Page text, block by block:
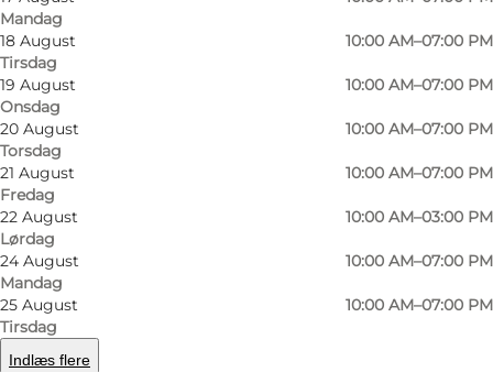
Mandag
18 August
Tirsdag
10:00 AM–07:00 PM
19 August
Onsdag
10:00 AM–07:00 PM
20 August
Torsdag
10:00 AM–07:00 PM
21 August
Fredag
10:00 AM–07:00 PM
22 August
Lørdag
10:00 AM–03:00 PM
24 August
Mandag
10:00 AM–07:00 PM
25 August
Tirsdag
10:00 AM–07:00 PM
Indlæs flere
©Odense Central Bibliotek
Foto:
©
Odenses hovedbibliotek
Odenses mest centrale bibliotek finder du i
Borgernes Hus i Odense Banegårdcenter. Her